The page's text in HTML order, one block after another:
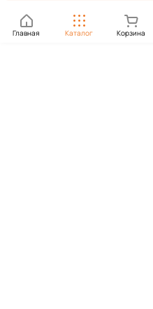
Главная Каталог Корзина